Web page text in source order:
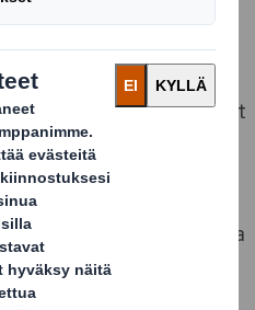
kertoo, kuinka
materiaaleja, hän
Dantoy on tehnyt
Tehtävänä on ollut
jossa ei ole keskitytty
joka olisi samalla
ympäristötietoisia